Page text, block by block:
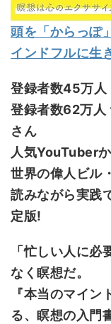
頭を「からっぽ
インドフルに生
登録者数45万人
登録者数62万人
さん
人気YouTuber
世界の偉人ビル
読みながら実践
定版!
「忙しい人に
なく瞑想だ。
『本当のマイ
る、瞑想の入門